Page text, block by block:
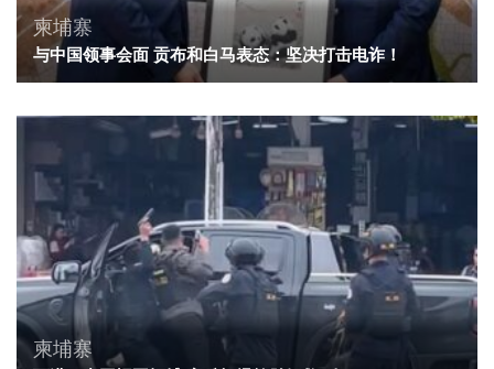
柬埔寨
与中国领事会面 贡布和白马表态：坚决打击电诈！
柬埔寨